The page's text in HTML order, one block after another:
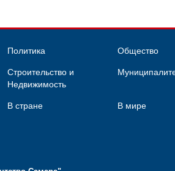
Политика Общество
Строительство и
Недвижимость
В стране В мире